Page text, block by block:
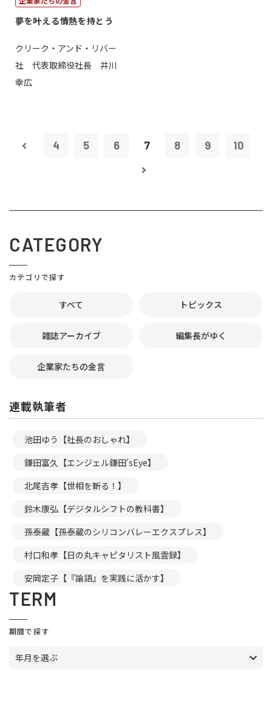
夢を叶える情熱を持とう
クリーク・アンド・リバー
社 代表取締役社長 井川
幸広
4 5 6 7 8 9 10
CATEGORY
カテゴリで探す
すべて トピックス
雑誌アーカイブ 編集長がゆく
企業家たちの金言
連載執筆者
池田ゆう【社長のおしゃれ】
鎌田富久【エンジェル鎌田’sEye】
北尾吉孝【世相を斬る！】
鈴木康弘【デジタルシフトの教科書】
孫泰蔵【孫泰蔵のシリコンバレーエクスプレス】
村口和孝【日の丸キャピタリスト風雲録】
安岡定子【『論語』を実践に活かす】
TERM
期間で探す
年月を選ぶ